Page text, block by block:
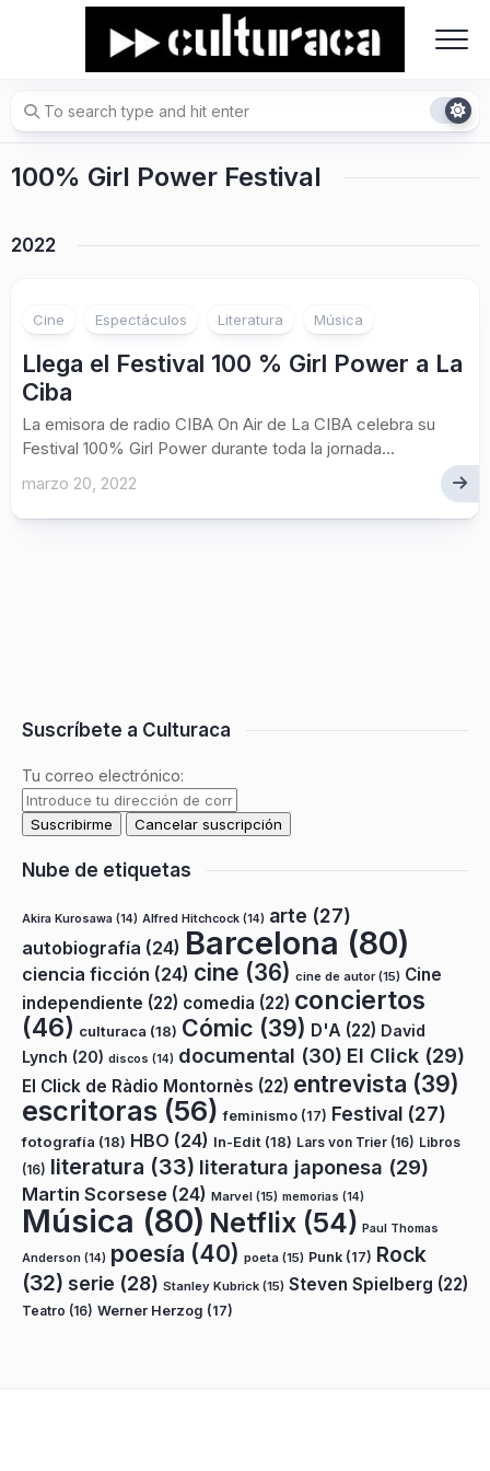
100% Girl Power Festival
2022
Cine Espectáculos Literatura Música
Llega el Festival 100 % Girl Power a La
Ciba
La emisora de radio CIBA On Air de La CIBA celebra su
Festival 100% Girl Power durante toda la jornada...
marzo 20, 2022
Suscríbete a Culturaca
Tu correo electrónico:
Nube de etiquetas
Akira Kurosawa (14) Alfred Hitchcock (14) arte (27)
autobiografía (24) Barcelona (80)
ciencia ficción (24) cine (36) cine de autor(15) Cine
independiente (22) comedia (22) conciertos
(46) culturaca (18) Cómic (39) D'A (22) David
Lynch (20) discos (14) documental (30) El Click (29)
El Click de Ràdio Montornès (22) entrevista (39)
escritoras (56) feminismo (17) Festival (27)
fotografía (18) HBO (24) In-Edit (18) Lars von Trier (16) Libros
(16) literatura (33) literatura japonesa (29)
Martin Scorsese (24) Marvel (15) memorias (14)
Música (80) Netflix (54) Paul Thomas
Anderson (14) poesía (40) poeta (15) Punk (17) Rock
(32) serie (28) Stanley Kubrick (15) Steven Spielberg (22)
Teatro (16) Werner Herzog (17)